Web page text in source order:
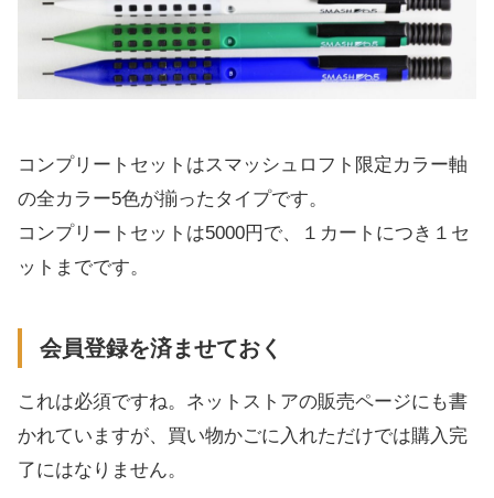
コンプリートセットはスマッシュロフト限定カラー軸
の全カラー5色が揃ったタイプです。
コンプリートセットは5000円で、１カートにつき１セ
ットまでです。
会員登録を済ませておく
これは必須ですね。ネットストアの販売ページにも書
かれていますが、買い物かごに入れただけでは購入完
了にはなりません。